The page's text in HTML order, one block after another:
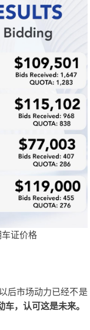
车证价格
后市场动力已经不是
，认可这是未来。